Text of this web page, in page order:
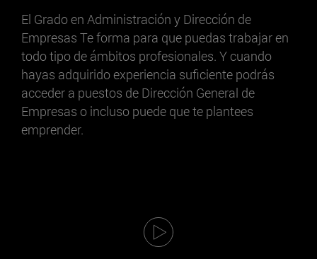
El Grado en Administración y Dirección de
Empresas Te forma para que puedas trabajar en
todo tipo de ámbitos profesionales. Y cuando
hayas adquirido experiencia suficiente podrás
acceder a puestos de Dirección General de
Empresas o incluso puede que te plantees
emprender.